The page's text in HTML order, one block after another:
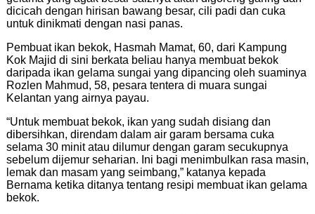
dicicah dengan hirisan bawang besar, cili padi dan cuka
untuk dinikmati dengan nasi panas.
Pembuat ikan bekok, Hasmah Mamat, 60, dari Kampung
Kok Majid di sini berkata beliau hanya membuat bekok
daripada ikan gelama sungai yang dipancing oleh suaminya
Rozlen Mahmud, 58, pesara tentera di muara sungai
Kelantan yang airnya payau.
“Untuk membuat bekok, ikan yang sudah disiang dan
dibersihkan, direndam dalam air garam bersama cuka
selama 30 minit atau dilumur dengan garam secukupnya
sebelum dijemur seharian. Ini bagi menimbulkan rasa masin,
lemak dan masam yang seimbang,” katanya kepada
Bernama ketika ditanya tentang resipi membuat ikan gelama
bekok.